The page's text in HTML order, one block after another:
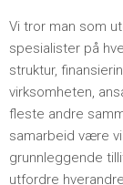
Vi tror man som
spesialister på
struktur,
virksomheten,
fleste andre
samarbeid være
grunnleggende
utfordre